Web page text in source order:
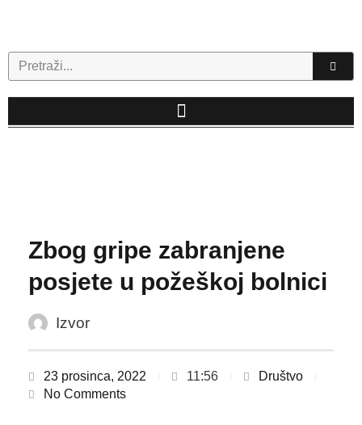
Search
Zbog gripe zabranjene
posjete u požeškoj bolnici
Izvor
23 prosinca, 2022 11:56
Društvo
No Comments